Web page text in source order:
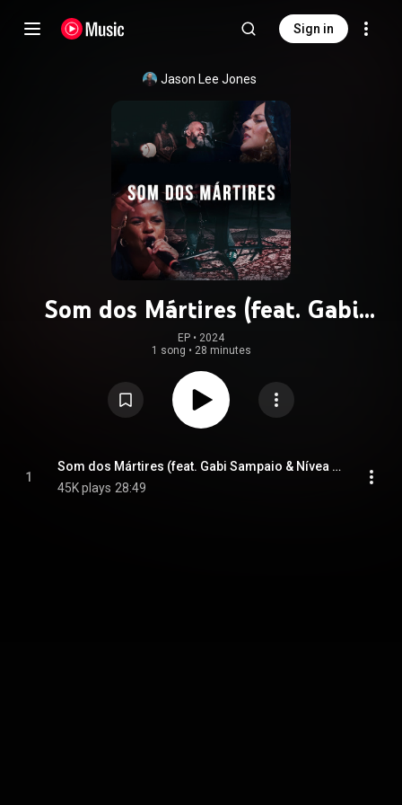
Sign in
Jason Lee Jones
Som dos Mártires (feat. Gabi
Sampaio & Nívea Soares)
EP • 2024
1 song • 28 minutes
1
Som dos Mártires (feat. Gabi Sampaio & Nívea Soares)
45K plays 28:49